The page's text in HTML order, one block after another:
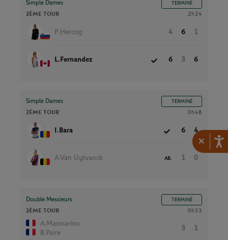
×
Simple Dames TERMINÉ
2ÈME TOUR 2h24
P.Hercog 4 6 1
L.Fernandez 6 3 6
Simple Dames TERMINÉ
2ÈME TOUR 0h48
I.Bara 6 4
A.Van Uytvanck AB. 1 0
Double Messieurs TERMINÉ
2ÈME TOUR 0h53
A.Mannarino
B.Paire
3 1